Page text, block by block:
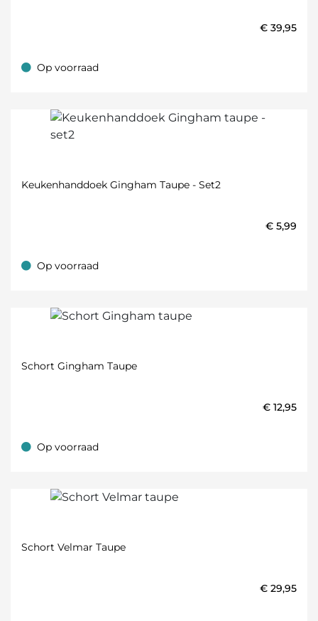
€ 39,95
Op voorraad
Op voorraad
Keukenhanddoek Gingham Taupe - Set2
€ 5,99
Op voorraad
Op voorraad
Schort Gingham Taupe
€ 12,95
Op voorraad
Op voorraad
Schort Velmar Taupe
€ 29,95